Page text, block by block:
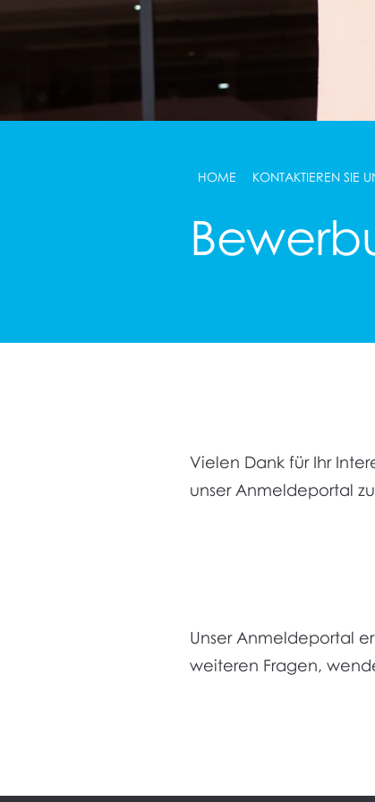
HOME KONTAKTIEREN SIE
Vielen Dank für Ihr
unser Anmeldeportal
Unser Anmeldeportal
weiteren Fragen,